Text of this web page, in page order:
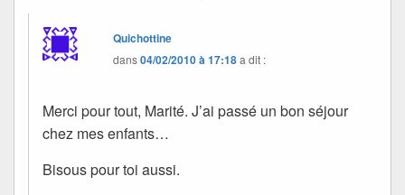
Quichottine
dans04/02/2010 à 17:18a dit :
Merci pour tout, Marité. J’ai passé un bon séjour
chez mes enfants…
Bisous pour toi aussi.